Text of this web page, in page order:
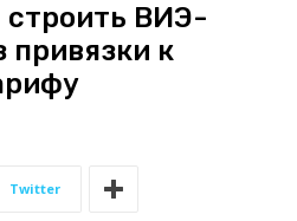
ВИЭ-
привязки к
Twitter